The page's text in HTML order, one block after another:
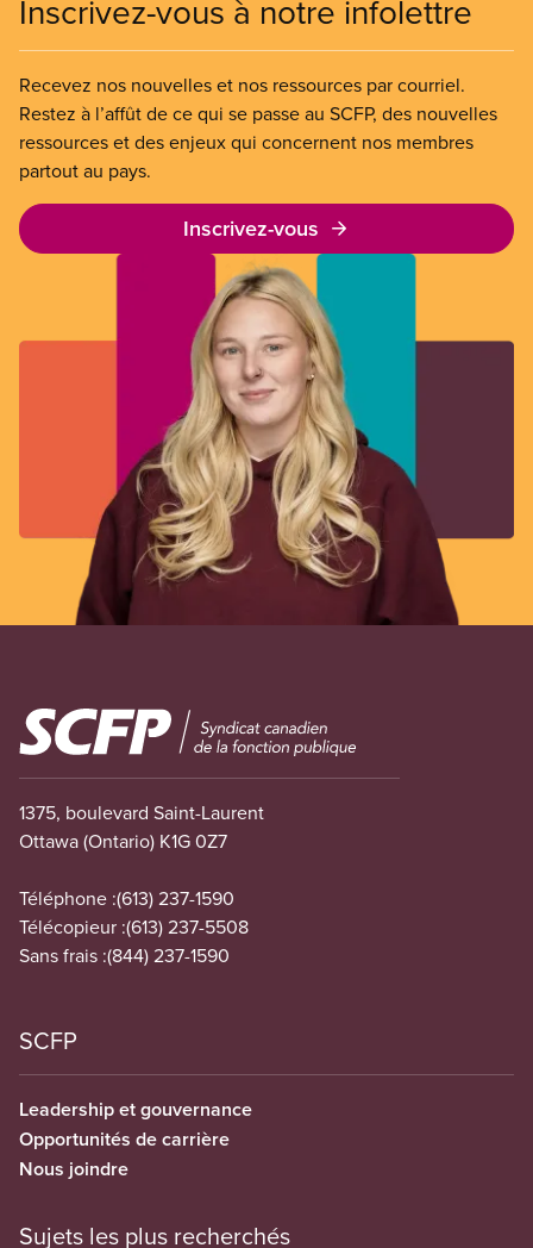
Inscrivez-vous à notre infolettre
Recevez nos nouvelles et nos ressources par courriel.
Restez à l’affût de ce qui se passe au SCFP, des nouvelles
ressources et des enjeux qui concernent nos membres
partout au pays.
Inscrivez-vous
Image
1375, boulevard Saint-Laurent
Ottawa (Ontario) K1G 0Z7
Téléphone :(613) 237-1590
Télécopieur :(613) 237-5508
Sans frais :(844) 237-1590
SCFP
Leadership et gouvernance
Opportunités de carrière
Nous joindre
Sujets les plus recherchés